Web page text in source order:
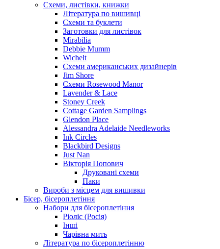
Схеми, листівки, книжки
Література по вишивці
Схеми та буклети
Заготовки для листівок
Mirabilia
Debbie Mumm
Wichelt
Схеми американських дизайнерів
Jim Shore
Cхеми Rosewood Manor
Lavender & Lace
Stoney Creek
Cottage Garden Samplings
Glendon Place
Alessandra Adelaide Needleworks
Ink Circles
Blackbird Designs
Just Nan
Вікторія Попович
Друковані схеми
Паки
Вироби з місцем для вишивки
Бісер, бісероплетіння
Набори для бісероплетіння
Ріоліс (Росія)
Інші
Чарівна мить
Література по бісероплетінню